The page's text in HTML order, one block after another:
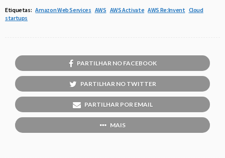
Etiquetas: Amazon Web Services AWS AWS Activate AWS Re:Invent Cloud
startups
PARTILHAR NO FACEBOOK
PARTILHAR NO TWITTER
PARTILHAR POR EMAIL
MAIS